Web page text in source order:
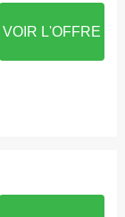
VOIR L'OFFRE